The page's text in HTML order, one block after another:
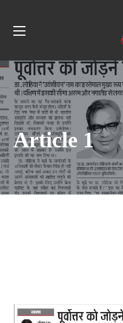
Article 1